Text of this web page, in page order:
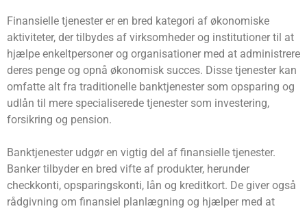
Finansielle tjenester er en bred kategori af økonomiske
aktiviteter, der tilbydes af virksomheder og institutioner til at
hjælpe enkeltpersoner og organisationer med at administrere
deres penge og opnå økonomisk succes. Disse tjenester kan
omfatte alt fra traditionelle banktjenester som opsparing og
udlån til mere specialiserede tjenester som investering,
forsikring og pension.
Banktjenester udgør en vigtig del af finansielle tjenester.
Banker tilbyder en bred vifte af produkter, herunder
checkkonti, opsparingskonti, lån og kreditkort. De giver også
rådgivning om finansiel planlægning og hjælper med at